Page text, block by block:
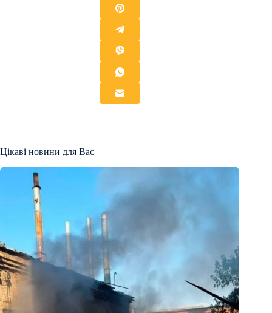
Цікаві новини для Вас